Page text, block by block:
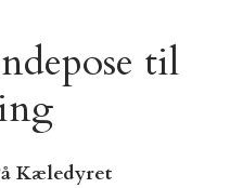
til
Kæledyret